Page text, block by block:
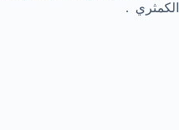
الكمثري .